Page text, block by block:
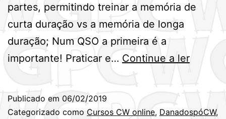
partes, permitindo treinar a memória de
curta duração vs a memória de longa
duração; Num QSO a primeira é a
importante! Praticar e… Continue a lerDicas
na
Publicado em 06/02/2019
Categorizado como Cursos CW online, DanadospóCW,